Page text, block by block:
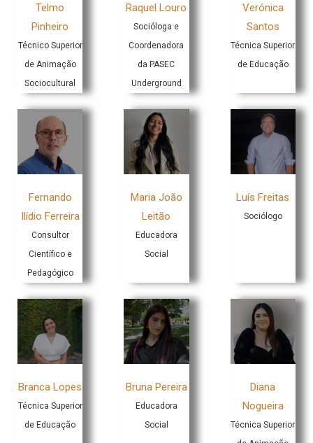
Telmo
Pinheiro
Técnico Superior
de Animação
Sociocultural
Raquel Louro
Socióloga e
Coordenadora
da PASEC
Underground
Verónica
Santos
Técnica Superior
de Educação
Fernando
Ilídio Ferreira
Consultor
Científico e
Pedagógico
Maria João
Leitão
Educadora
Social
Luís Freitas
Sociólogo
Branca Lopes
Técnica Superior
de Educação
Bruna Pereira
Educadora
Social
Diana
Nogueira
Técnica Superior